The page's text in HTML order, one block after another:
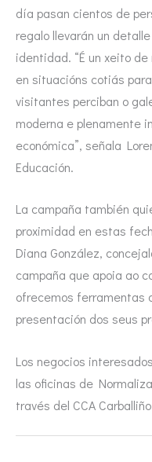
día pasan cientos de
regalo llevarán un
identidad. “É un xeito
en situacións cotiás
visitantes perciban o
moderna e plenamente
económica”, señala
Educación.
La campaña también
proximidad en estas
Diana González,
campaña que apoia ao
ofrecemos ferramentas
presentación dos seus
Los negocios
las oficinas de
través del CCA